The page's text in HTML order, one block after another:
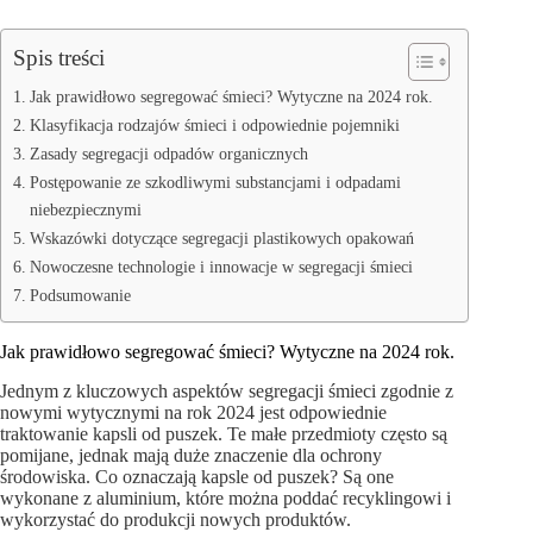
Spis treści
Jak prawidłowo segregować śmieci? Wytyczne na 2024 rok.
Klasyfikacja rodzajów śmieci i odpowiednie pojemniki
Zasady segregacji odpadów organicznych
Postępowanie ze szkodliwymi substancjami i odpadami
niebezpiecznymi
Wskazówki dotyczące segregacji plastikowych opakowań
Nowoczesne technologie i innowacje w segregacji śmieci
Podsumowanie
Jak prawidłowo segregować śmieci? Wytyczne na 2024 rok.
Jednym z kluczowych aspektów segregacji śmieci zgodnie z
nowymi wytycznymi na rok 2024 jest odpowiednie
traktowanie kapsli od puszek. Te małe przedmioty często są
pomijane, jednak mają duże znaczenie dla ochrony
środowiska. Co oznaczają kapsle od puszek? Są one
wykonane z aluminium, które można poddać recyklingowi i
wykorzystać do produkcji nowych produktów.